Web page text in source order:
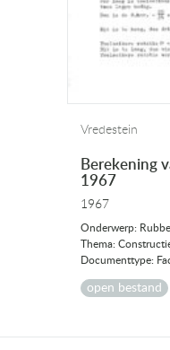
Vredestein
Berekening
1967
1967
Onderwerp:
Thema:
Documenttype:
open bestand